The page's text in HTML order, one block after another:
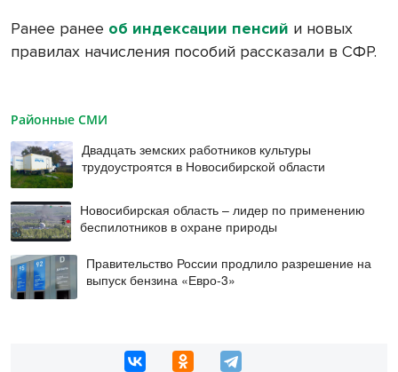
Ранее ранее об индексации пенсий и новых
правилах начисления пособий рассказали в СФР.
Районные СМИ
Двадцать земских работников культуры
трудоустроятся в Новосибирской области
Новосибирская область – лидер по применению
беспилотников в охране природы
Правительство России продлило разрешение на
выпуск бензина «Евро-3»